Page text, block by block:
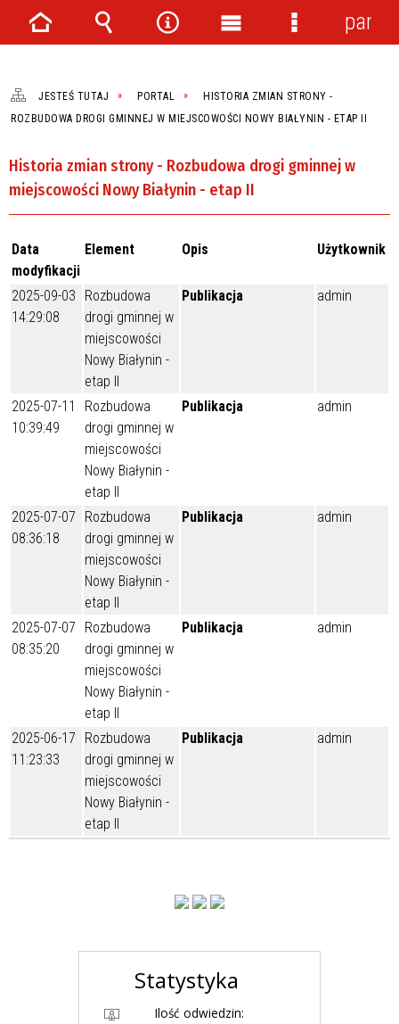
Statystyka
Ilość odwiedzin:
JESTEŚ TUTAJ PORTAL
HISTORIA ZMIAN STRONY -
ROZBUDOWA DROGI GMINNEJ W MIEJSCOWOŚCI NOWY BIAŁYNIN - ETAP II
Historia zmian strony - Rozbudowa drogi gminnej w
miejscowości Nowy Białynin - etap II
Data
modyfikacji
Element Opis Użytkownik
2025-09-03
14:29:08
Rozbudowa
drogi gminnej w
miejscowości
Nowy Białynin -
etap II
Publikacja admin
2025-07-11
10:39:49
Rozbudowa
drogi gminnej w
miejscowości
Nowy Białynin -
etap II
Publikacja admin
2025-07-07
08:36:18
Rozbudowa
drogi gminnej w
miejscowości
Nowy Białynin -
etap II
Publikacja admin
2025-07-07
08:35:20
Rozbudowa
drogi gminnej w
miejscowości
Nowy Białynin -
etap II
Publikacja admin
2025-06-17
11:23:33
Rozbudowa
drogi gminnej w
miejscowości
Nowy Białynin -
etap II
Publikacja admin
Strona Wyszukiwarka
NarzędziaMenu
Menu
panel